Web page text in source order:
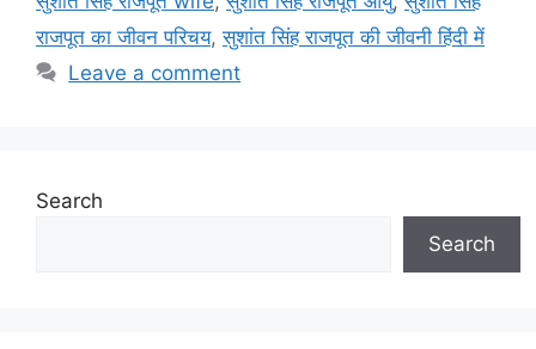
राजपूत का जीवन परिचय,सुशांत सिंह राजपूत की जीवनी हिंदी में
Leave a comment
Search
Search